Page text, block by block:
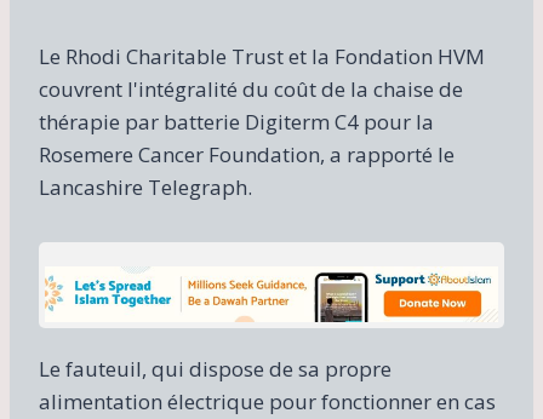
Le Rhodi Charitable Trust et la Fondation HVM
couvrent l'intégralité du coût de la chaise de
thérapie par batterie Digiterm C4 pour la
Rosemere Cancer Foundation, a rapporté le
Lancashire Telegraph.
Le fauteuil, qui dispose de sa propre
alimentation électrique pour fonctionner en cas